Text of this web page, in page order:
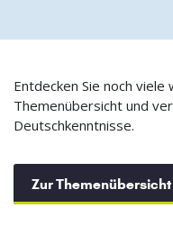
Entdecken Sie noch
Themenübersicht und
Deutschkenntnisse.
Zur Themenübersicht